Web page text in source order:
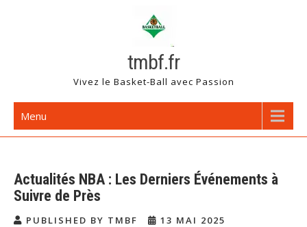
tmbf.fr
Vivez le Basket-Ball avec Passion
Menu
Actualités NBA : Les Derniers Événements à
Suivre de Près
PUBLISHED BY TMBF 13 MAI 2025